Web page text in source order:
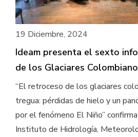
19 Diciembre, 2024
Ideam presenta el sexto
de los Glaciares
“El retroceso de los glaciares
tregua: pérdidas de hielo y un
por el fenómeno El Niño”
Instituto de Hidrología,